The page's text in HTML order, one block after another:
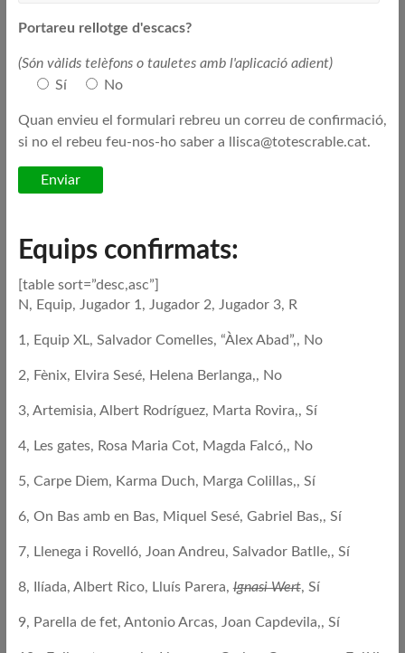
Portareu rellotge d'escacs?
(Són vàlids telèfons o tauletes amb l'aplicació adient)
Sí
No
Quan envieu el formulari rebreu un correu de confirmació,
si no el rebeu feu-nos-ho saber a llisca@totescrable.cat.
Equips confirmats:
[table sort=”desc,asc”]
N, Equip, Jugador 1, Jugador 2, Jugador 3, R
1, Equip XL, Salvador Comelles, “Àlex Abad”,, No
2, Fènix, Elvira Sesé, Helena Berlanga,, No
3, Artemisia, Albert Rodríguez, Marta Rovira,, Sí
4, Les gates, Rosa Maria Cot, Magda Falcó,, No
5, Carpe Diem, Karma Duch, Marga Colillas,, Sí
6, On Bas amb en Bas, Miquel Sesé, Gabriel Bas,, Sí
7, Llenega i Rovelló, Joan Andreu, Salvador Batlle,, Sí
8, Ilíada, Albert Rico, Lluís Parera,Ignasi Wert, Sí
9, Parella de fet, Antonio Arcas, Joan Capdevila,, Sí